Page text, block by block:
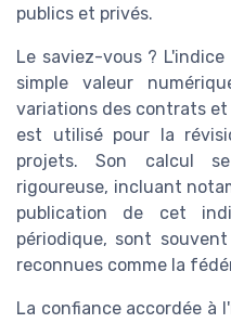
publics et privés.
Le saviez-vous ?
simple valeur
variations des contrats
est utilisé pour la
projets. Son calcul
rigoureuse, incluant
publication de cet
périodique, sont
reconnues comme la
La confiance accordée à